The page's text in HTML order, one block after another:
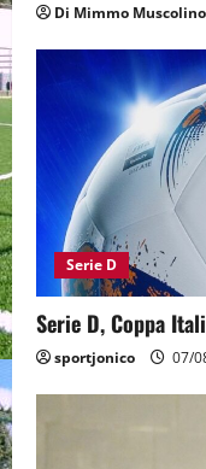
Di Mimmo Muscolino
Serie D
Serie D, Coppa
sportjonico 07/